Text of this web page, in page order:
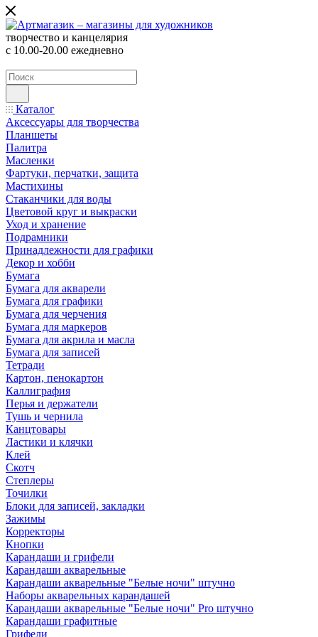
творчество и канцелярия
с 10.00-20.00 ежедневно
Каталог
Аксессуары для творчества
Планшеты
Палитра
Масленки
Фартуки, перчатки, защита
Мастихины
Стаканчики для воды
Цветовой круг и выкраски
Уход и хранение
Подрамники
Принадлежности для графики
Декор и хобби
Бумага
Бумага для акварели
Бумага для графики
Бумага для черчения
Бумага для маркеров
Бумага для акрила и масла
Бумага для записей
Тетради
Картон, пенокартон
Каллиграфия
Перья и держатели
Тушь и чернила
Канцтовары
Ластики и клячки
Клей
Скотч
Степлеры
Точилки
Блоки для записей, закладки
Зажимы
Корректоры
Кнопки
Карандаши и грифели
Карандаши акварельные
Карандаши акварельные "Белые ночи" штучно
Наборы акварельных карандашей
Карандаши акварельные "Белые ночи" Pro штучно
Карандаши графитные
Грифели